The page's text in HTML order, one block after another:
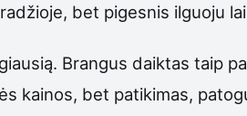
bet pigesnis ilguoju
Brangus daiktas taip
kainos, bet patikimas,